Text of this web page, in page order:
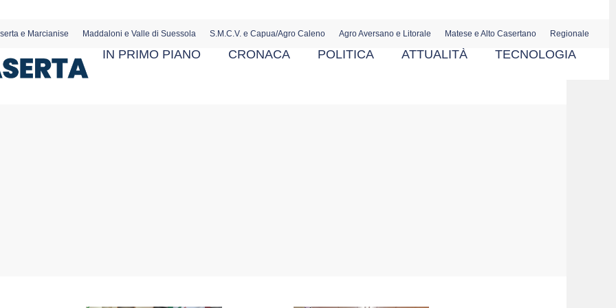
e Marcianise Maddaloni e Valle di Suessola S.M.C.V. e Capua/Agro Caleno Agro Aversano e Litorale Matese e Alto Casertano Regionale
IN PRIMO PIANO CRONACA POLITICA ATTUALITÀ TECNOLOGIA